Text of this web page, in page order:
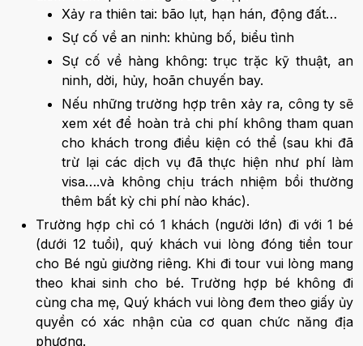
Xảy ra thiên tai: bão lụt, hạn hán, động đất…
Sự cố về an ninh: khủng bố, biểu tình
Sự cố về hàng không: trục trặc kỹ thuật, an
ninh, dời, hủy, hoãn chuyến bay.
Nếu những trường hợp trên xảy ra, công ty sẽ
xem xét để hoàn trả chi phí không tham quan
cho khách trong điều kiện có thể (sau khi đã
trừ lại các dịch vụ đã thực hiện như phí làm
visa….và không chịu trách nhiệm bồi thường
thêm bất kỳ chi phí nào khác).
Trường hợp chỉ có 1 khách (người lớn) đi với 1 bé
(dưới 12 tuổi), quý khách vui lòng đóng tiền tour
cho Bé ngủ giường riêng. Khi đi tour vui lòng mang
theo khai sinh cho bé. Trường hợp bé không đi
cùng cha mẹ, Quý khách vui lòng đem theo giấy ủy
quyền có xác nhận của cơ quan chức năng địa
phương.